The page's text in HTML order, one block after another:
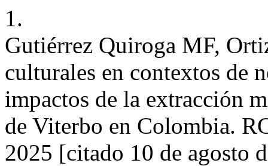
1.
Gutiérrez Quiroga MF,
culturales en contextos de
impactos de la extracción
de Viterbo en Colombia.
2025 [citado 10 de agosto